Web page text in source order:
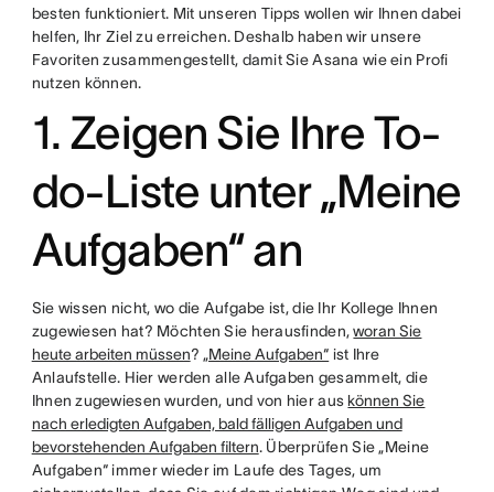
besten funktioniert. Mit unseren Tipps wollen wir Ihnen dabei
helfen, Ihr Ziel zu erreichen. Deshalb haben wir unsere
Favoriten zusammengestellt, damit Sie Asana wie ein Profi
nutzen können.
1. Zeigen Sie Ihre To-
do-Liste unter „Meine
Aufgaben“ an
Sie wissen nicht, wo die Aufgabe ist, die Ihr Kollege Ihnen
zugewiesen hat? Möchten Sie herausfinden,woran Sie
heute arbeiten müssen? „Meine Aufgaben“ ist Ihre
Anlaufstelle. Hier werden alle Aufgaben gesammelt, die
Ihnen zugewiesen wurden, und von hier aus können Sie
nach erledigten Aufgaben, bald fälligen Aufgaben und
bevorstehenden Aufgaben filtern. Überprüfen Sie „Meine
Aufgaben“ immer wieder im Laufe des Tages, um